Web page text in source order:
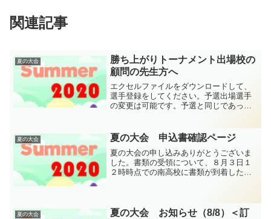
関連記事
夏の大会
勝ち上がりトーナメント出場校の
顧問の先生方へ
エクセルファイルをダウンロードして、
選手登録をしてください。予選出場選手
の変更は可能です。予選と同じであって
までにお願いします。エクセルファイル
はこちらからダウンロ...
夏の大会 夏の大会 申込書確認ページ
夏の大会の申し込みありがとうございま
した。書類の受領について、８月３日１
２時時点での南高校に書類が到着した学
夏の大会
夏の大会 お知らせ（8/8）＜訂